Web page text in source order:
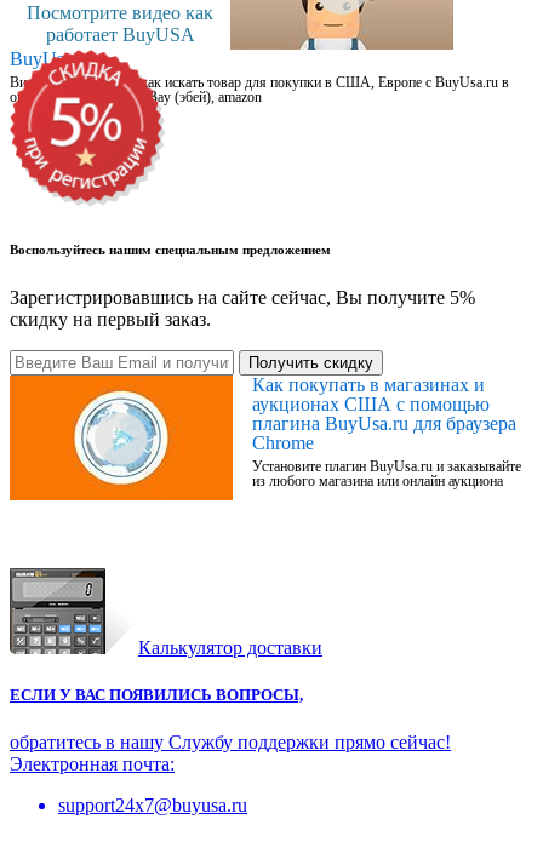
Посмотрите видео как
работает BuyUSA
BuyUsa.ru
Видео для новичков: как искать товар для покупки в США, Европе с BuyUsa.ru в
онлайн магазинах, на eBay (эбей), amazon
Воспользуйтесь нашим специальным предложением
Зарегистрировавшись на сайте сейчас, Вы получите 5%
скидку на первый заказ.
Получить скидку
Как покупать в магазинах и
аукционах США с помощью
плагина BuyUsa.ru для браузера
Chrome
Установите плагин BuyUsa.ru и заказывайте
из любого магазина или онлайн аукциона
Калькулятор доставки
ЕСЛИ У ВАС ПОЯВИЛИСЬ ВОПРОСЫ,
обратитесь в нашу Службу поддержки прямо сейчас!
Электронная почта:
support24x7@buyusa.ru